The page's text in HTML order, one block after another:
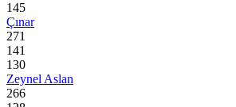
145
Çınar
271
141
130
Zeynel Aslan
266